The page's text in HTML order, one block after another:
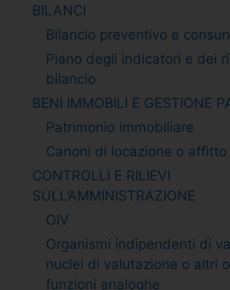
BILANCI
Bilancio preventivo e
Piano degli indicatori e dei
bilancio
BENI IMMOBILI E GESTIONE
Patrimonio immobiliare
Canoni di locazione o affitto
CONTROLLI E RILIEVI
SULL’AMMINISTRAZIONE
OIV
Organismi indipendenti di
nuclei di valutazione o altri
funzioni analoghe